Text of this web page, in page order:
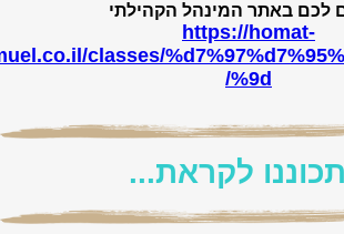
לכם באתר המינהל הקהילתי
https://homat-
classes/
%9d/
לקראת...